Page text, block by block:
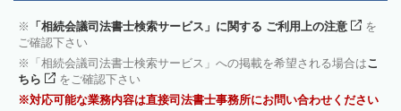
「相続会議司法書士検索サービス」に関する ご利用上の注意
を
ご確認下さい
「相続会議司法書士検索サービス」への掲載を希望される場合はこ
ちら
をご確認下さい
対応可能な業務内容は直接司法書士事務所にお問い合わせください